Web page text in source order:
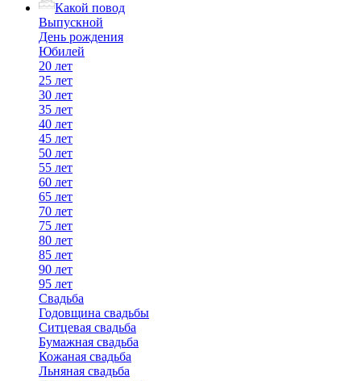
Какой повод
Выпускной
День рождения
Юбилей
20 лет
25 лет
30 лет
35 лет
40 лет
45 лет
50 лет
55 лет
60 лет
65 лет
70 лет
75 лет
80 лет
85 лет
90 лет
95 лет
Свадьба
Годовщина свадьбы
Ситцевая свадьба
Бумажная свадьба
Кожаная свадьба
Льняная свадьба